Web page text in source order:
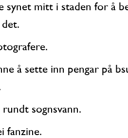
det.
rundt sognsvann.
fanzine.